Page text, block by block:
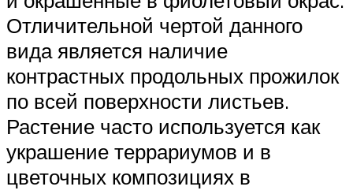
Отличительной чертой данного
вида является наличие
контрастных продольных прожилок
по всей поверхности листьев.
Растение часто используется как
украшение террариумов и в
цветочных композициях в